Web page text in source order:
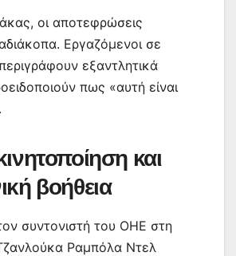
οι αποτεφρώσεις
Εργαζόμενοι σε
εξαντλητικά
πως «αυτή είναι
και
βοήθεια
συντονιστή του ΟΗΕ στη
Ραμπόλα Ντελ